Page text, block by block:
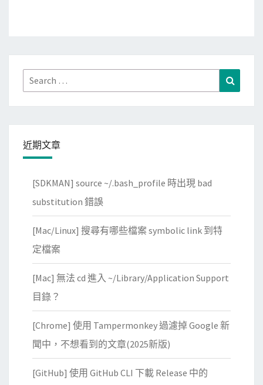
Search
for:
近期文章
[SDKMAN] source ~/.bash_profile 時出現 bad
substitution 錯誤
[Mac/Linux] 搜尋有哪些檔案 symbolic link 到特
定檔案
[Mac] 無法 cd 進入 ~/Library/Application Support
目錄？
[Chrome] 使用 Tampermonkey 過濾掉 Google 新
聞中，不想看到的文章(2025新版)
[GitHub] 使用 GitHub CLI 下載 Release 中的